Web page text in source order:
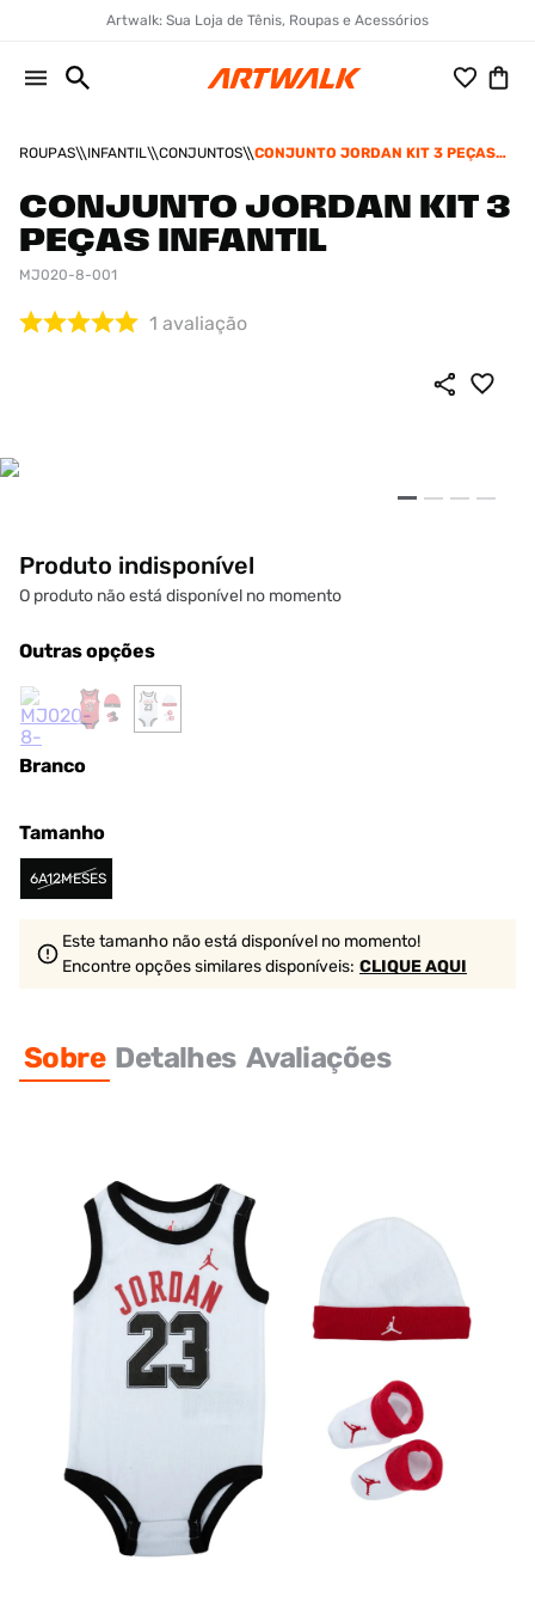
Artwalk: Sua Loja de Tênis, Roupas e Acessórios
ROUPAS INFANTIL CONJUNTOS
CONJUNTO JORDAN KIT 3 PEÇAS
CONJUNTO JORDAN KIT 3
PEÇAS INFANTIL
MJ020-8-001
1 avaliação
Produto indisponível
O produto não está disponível no momento
Outras opções
Branco
Tamanho
6A12MESES
Este tamanho não está disponível no momento!
Encontre opções similaresdisponíveis: CLIQUE AQUI
Sobre Detalhes Avaliações